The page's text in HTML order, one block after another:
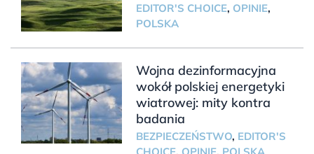
EDITOR'S CHOICE, OPINIE,
POLSKA
Wojna dezinformacyjna
wokół polskiej energetyki
wiatrowej: mity kontra
badania
BEZPIECZEŃSTWO, EDITOR'S